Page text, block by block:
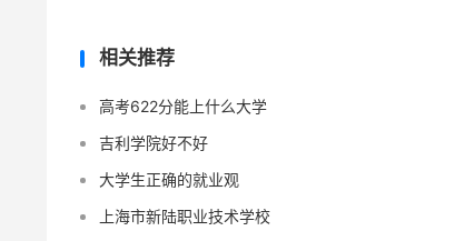
相关推荐
高考622分能上什么大学
吉利学院好不好
大学生正确的就业观
上海市新陆职业技术学校